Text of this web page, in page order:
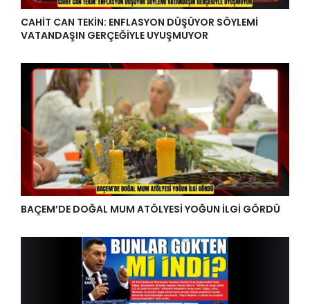
CAHİT CAN TEKİN: ENFLASYON DÜŞÜYOR SÖYLEMİ
VATANDAŞIN GERÇEĞİYLE UYUŞMUYOR
BAÇEM’DE DOĞAL MUM ATÖLYESİ YOĞUN İLGİ GÖRDÜ